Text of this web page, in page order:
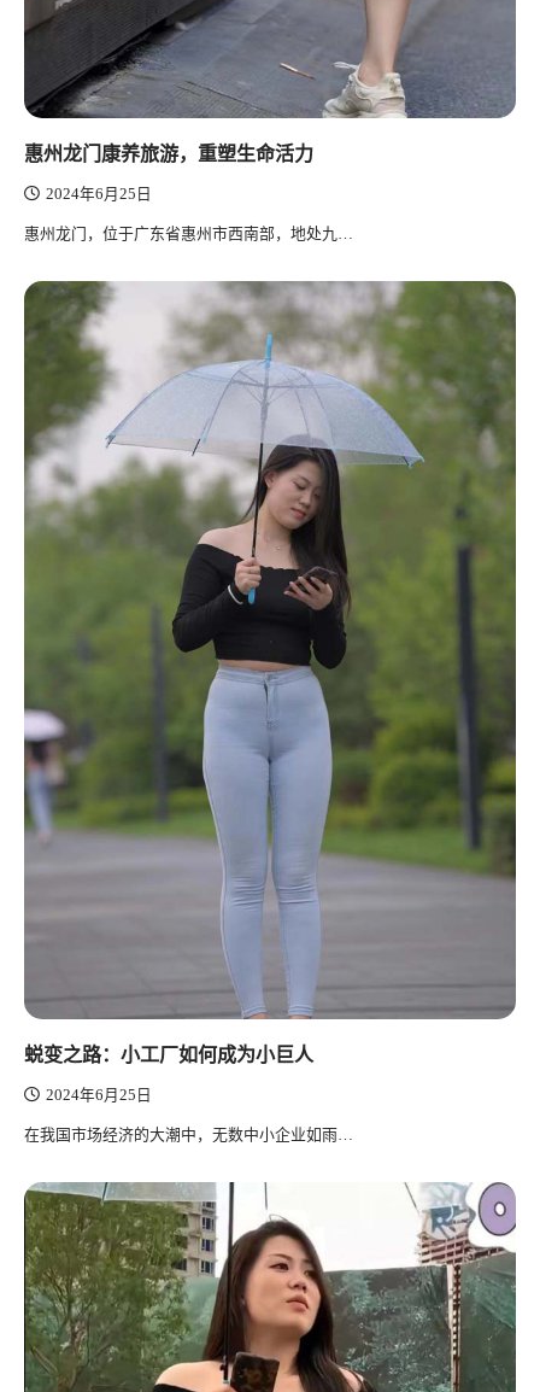
惠州龙门康养旅游，重塑生命活力
2024年6月25日
惠州龙门，位于广东省惠州市西南部，地处九…
蜕变之路：小工厂如何成为小巨人
2024年6月25日
在我国市场经济的大潮中，无数中小企业如雨…